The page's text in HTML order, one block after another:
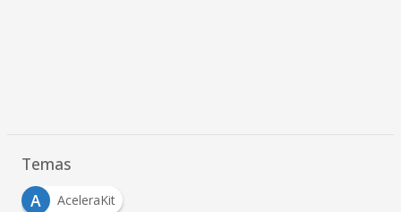
Temas
A
AceleraKit